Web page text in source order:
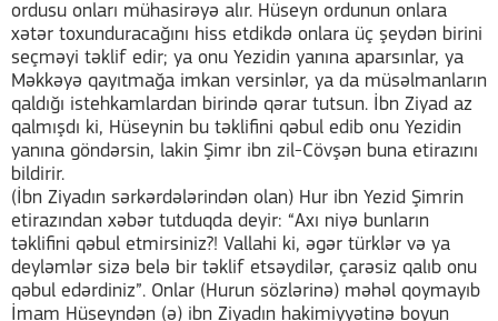
ordusu onları mühasirəyə alır. Hüseyn ordunun onlara
xətər toxunduracağını hiss etdikdə onlara üç şeydən birini
seçməyi təklif edir; ya onu Yezidin yanına aparsınlar, ya
Məkkəyə qayıtmağa imkan versinlər, ya da müsəlmanların
qaldığı istehkamlardan birində qərar tutsun. İbn Ziyad az
qalmışdı ki, Hüseynin bu təklifini qəbul edib onu Yezidin
yanına göndərsin, lakin Şimr ibn zil-Cövşən buna etirazını
bildirir.
(İbn Ziyadın sərkərdələrindən olan) Hur ibn Yezid Şimrin
etirazından xəbər tutduqda deyir: “Axı niyə bunların
təklifini qəbul etmirsiniz?! Vallahi ki, əgər türklər və ya
deyləmlər sizə belə bir təklif etsəydilər, çarəsiz qalıb onu
qəbul edərdiniz”. Onlar (Hurun sözlərinə) məhəl qoymayıb
İmam Hüseyndən (ə) ibn Ziyadın hakimiyyətinə boyun